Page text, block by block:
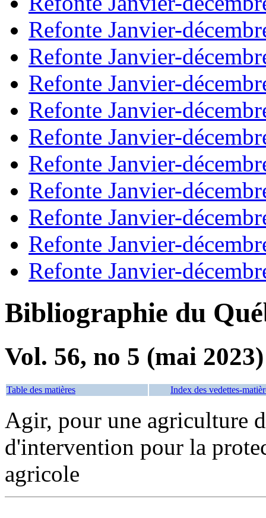
Refonte Janvier-
Refonte Janvier-
Refonte Janvier-
Refonte Janvier-
Refonte Janvier-
Refonte Janvier-
Refonte Janvier-
Refonte Janvier-
Refonte Janvier-
Refonte Janvier-
Bibliographie du
Vol. 56, no 5 (mai 2023)
Table des matières Index des vedettes-
Agir, pour une agriculture
d'intervention pour la
agricole